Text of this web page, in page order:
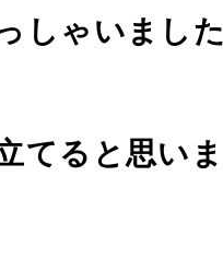
しゃいました
てると思いま